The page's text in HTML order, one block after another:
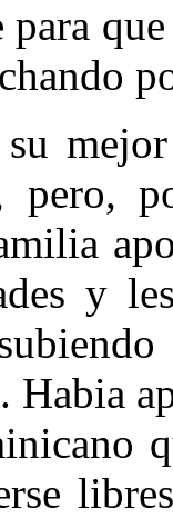
pero,
y
Habia